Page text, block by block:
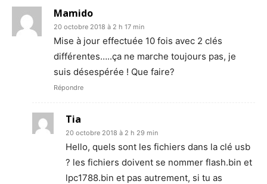
Mamido
20 octobre 2018 à 2 h 17 min
Mise à jour effectuée 10 fois avec 2 clés
différentes…..ça ne marche toujours pas, je
suis désespérée ! Que faire?
Répondre
Tia
20 octobre 2018 à 2 h 29 min
Hello, quels sont les fichiers dans la clé usb
? les fichiers doivent se nommer flash.bin et
lpc1788.bin et pas autrement, si tu as